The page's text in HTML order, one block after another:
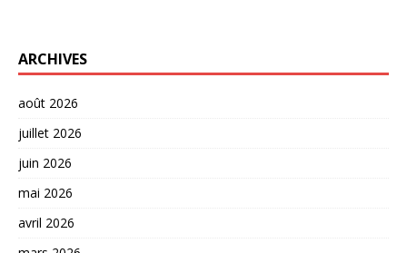
ARCHIVES
août 2026
juillet 2026
juin 2026
mai 2026
avril 2026